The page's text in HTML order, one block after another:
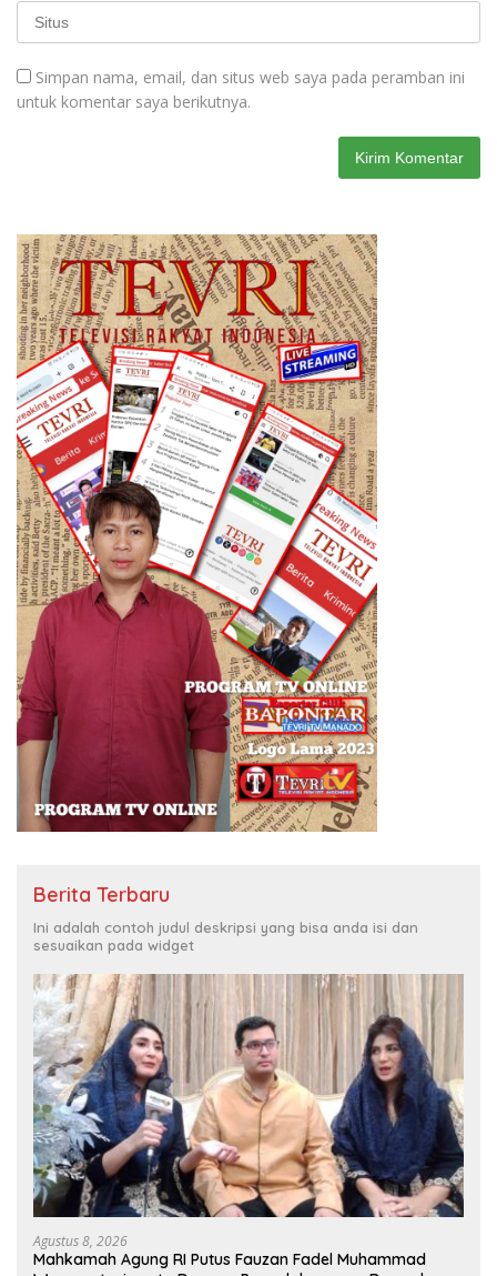
Simpan nama, email, dan situs web saya pada peramban ini
untuk komentar saya berikutnya.
Berita Terbaru
Ini adalah contoh judul deskripsi yang bisa anda isi dan
sesuaikan pada widget
Agustus 8, 2026
Mahkamah Agung RI Putus Fauzan Fadel Muhammad